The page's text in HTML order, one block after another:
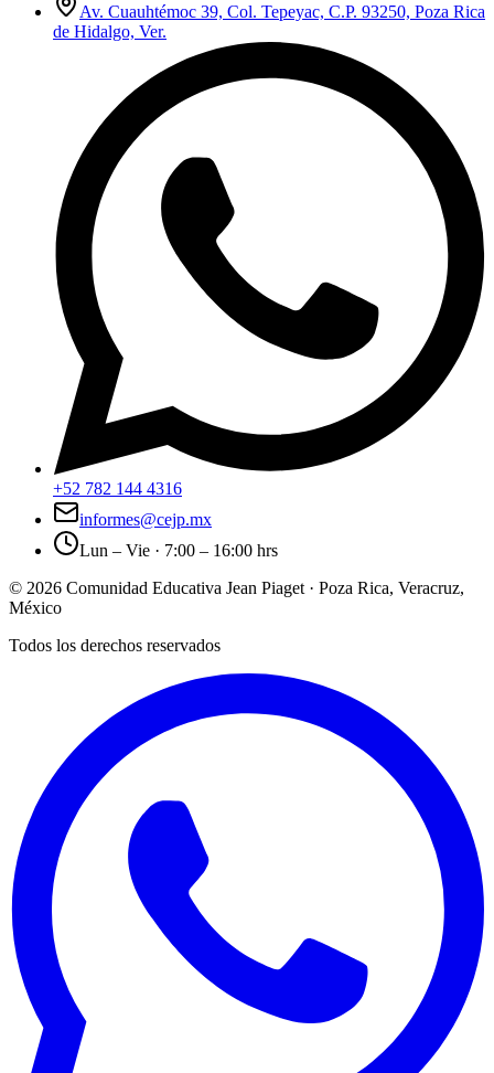
Av. Cuauhtémoc 39, Col. Tepeyac, C.P. 93250, Poza Rica
de Hidalgo, Ver.
+52 782 144 4316
informes@cejp.mx
Lun – Vie · 7:00 – 16:00 hrs
© 2026 Comunidad Educativa Jean Piaget · Poza Rica, Veracruz,
México
Todos los derechos reservados